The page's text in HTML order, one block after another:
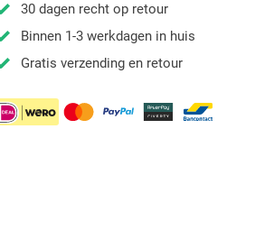
30 dagen recht op retour
Binnen 1-3 werkdagen in huis
Gratis verzending en retour